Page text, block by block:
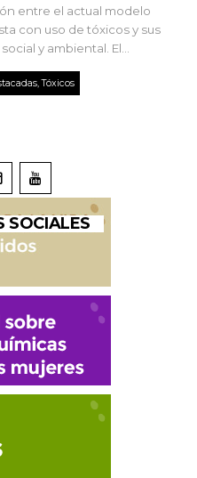
entre el actual modelo
con uso de tóxicos y sus
y ambiental. El...
,Tóxicos
SOCIALES